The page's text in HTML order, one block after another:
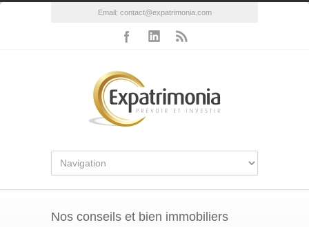
Email: contact@expatrimonia.com
Nos conseils et bien immobiliers